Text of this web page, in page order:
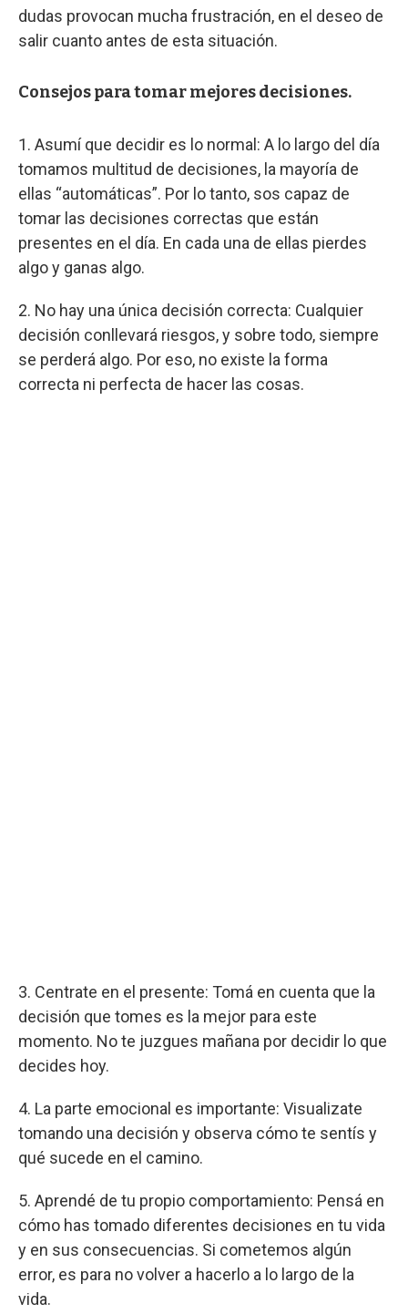
dudas provocan mucha frustración, en el deseo de
salir cuanto antes de esta situación.
Consejos para tomar mejores decisiones.
1. Asumí que decidir es lo normal: A lo largo del día
tomamos multitud de decisiones, la mayoría de
ellas “automáticas”. Por lo tanto, sos capaz de
tomar las decisiones correctas que están
presentes en el día. En cada una de ellas pierdes
algo y ganas algo.
2. No hay una única decisión correcta: Cualquier
decisión conllevará riesgos, y sobre todo, siempre
se perderá algo. Por eso, no existe la forma
correcta ni perfecta de hacer las cosas.
3. Centrate en el presente: Tomá en cuenta que la
decisión que tomes es la mejor para este
momento. No te juzgues mañana por decidir lo que
decides hoy.
4. La parte emocional es importante: Visualizate
tomando una decisión y observa cómo te sentís y
qué sucede en el camino.
5. Aprendé de tu propio comportamiento: Pensá en
cómo has tomado diferentes decisiones en tu vida
y en sus consecuencias. Si cometemos algún
error, es para no volver a hacerlo a lo largo de la
vida.